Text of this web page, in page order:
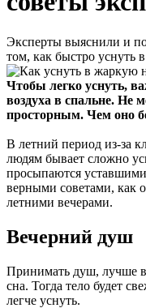
Эксперты выяснили и
том, как быстро
Чтобы легко уснуть,
воздуха в спальне. Не
просторным. Чем оно
В летний период из-за
людям бывает сложно
просыпаются
верными советами, как
летними вечерами.
Вечерний душ
Принимать душ, лучше
сна. Тогда тело будет
легче уснуть.